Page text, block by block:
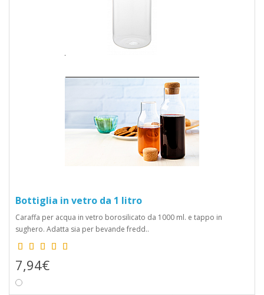
Bottiglia in vetro da 1 litro
Caraffa per acqua in vetro borosilicato da 1000 ml. e tappo in
sughero. Adatta sia per bevande fredd..
7,94€